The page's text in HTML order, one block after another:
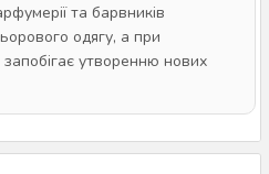
та барвників
одягу, а при
утворенню нових